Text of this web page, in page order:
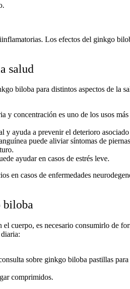
Los efectos del ginkgo
salud
bilobapara distintos aspectos de la
y concentraciónes uno de los usos
y ayuda a prevenir el deterioro
puede aliviar síntomas de
ayudar en casos de estrés leve.
en casos de enfermedades
biloba
cuerpo, es necesario consumirlo de
sobre ginkgo biloba pastillas
comprimidos.